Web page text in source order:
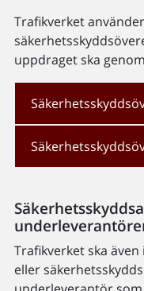
Trafikverket
uppdraget ska
Trafikverket ska
eller